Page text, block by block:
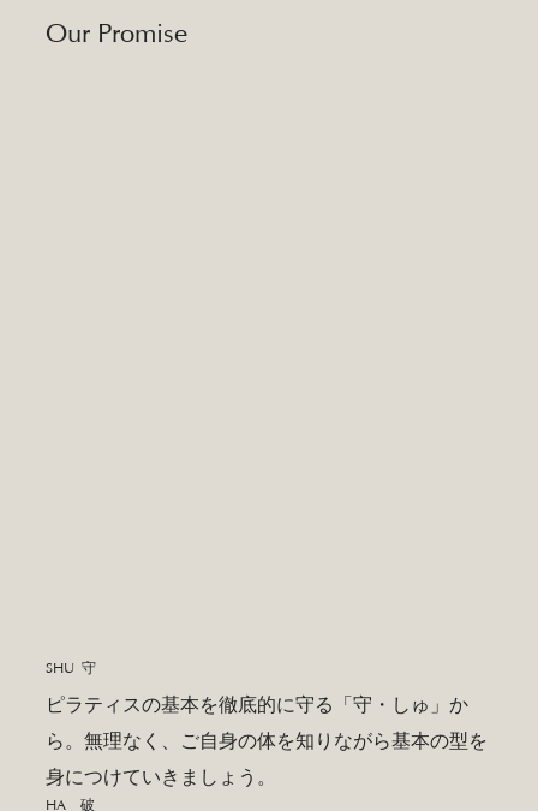
Our Promise
ピラティスの基本を徹底的に守る「守・しゅ」か
ら。​無理なく、ご自身の体を知りながら基本の型を
身につけていきましょう。
SHU 守
HA 破